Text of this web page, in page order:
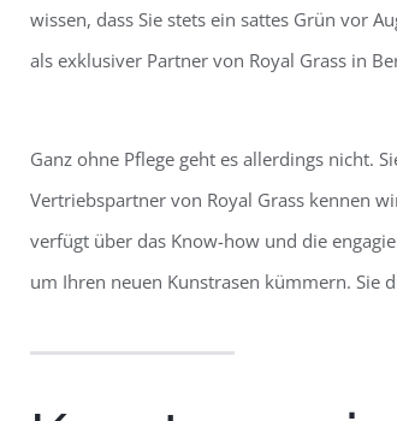
wissen, dass Sie stets ein sattes Grün vor
als exklusiver Partner von Royal Grass in
Ganz ohne Pflege geht es allerdings nicht.
Vertriebspartner von Royal Grass kennen
verfügt über das Know-how und die
um Ihren neuen Kunstrasen kümmern. Sie